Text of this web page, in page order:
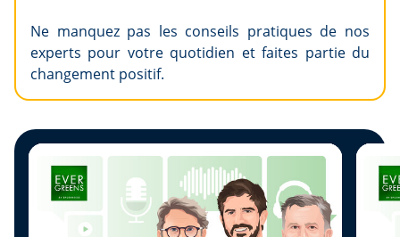
Ne manquez pas les conseils pratiques de nos
experts pour votre quotidien et faites partie du
changement positif.